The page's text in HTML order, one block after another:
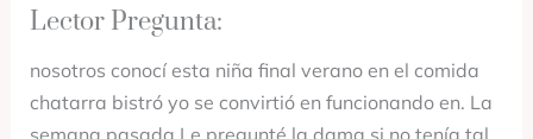
Lector Pregunta:
nosotros conocí esta niña final verano en el comida
chatarra bistró yo se convirtió en funcionando en. La
semana pasada Le pregunté la dama si no tenía tal